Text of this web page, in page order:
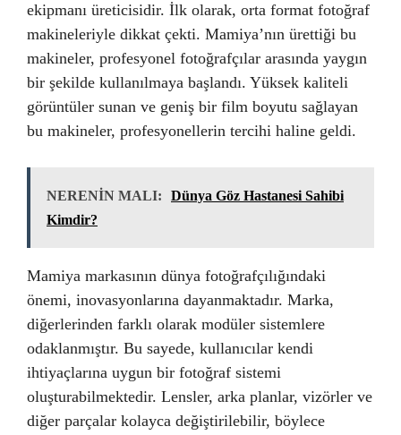
ekipmanı üreticisidir. İlk olarak, orta format fotoğraf
makineleriyle dikkat çekti. Mamiya’nın ürettiği bu
makineler, profesyonel fotoğrafçılar arasında yaygın
bir şekilde kullanılmaya başlandı. Yüksek kaliteli
görüntüler sunan ve geniş bir film boyutu sağlayan
bu makineler, profesyonellerin tercihi haline geldi.
NERENİN MALI:
Dünya Göz Hastanesi Sahibi
Kimdir?
Mamiya markasının dünya fotoğrafçılığındaki
önemi, inovasyonlarına dayanmaktadır. Marka,
diğerlerinden farklı olarak modüler sistemlere
odaklanmıştır. Bu sayede, kullanıcılar kendi
ihtiyaçlarına uygun bir fotoğraf sistemi
oluşturabilmektedir. Lensler, arka planlar, vizörler ve
diğer parçalar kolayca değiştirilebilir, böylece